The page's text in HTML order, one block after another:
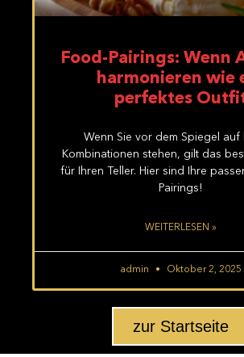
Food-Pairings: Wenn
harmonieren wie
perfektes
Wenn Sie vor dem Spiegel auf
Kombinationen stehen, gilt das
für Ihren Teller. Hier sind Ihre
Pairings!
WEITERLESEN »
admin Oktober 2, 2025
zur Startseite